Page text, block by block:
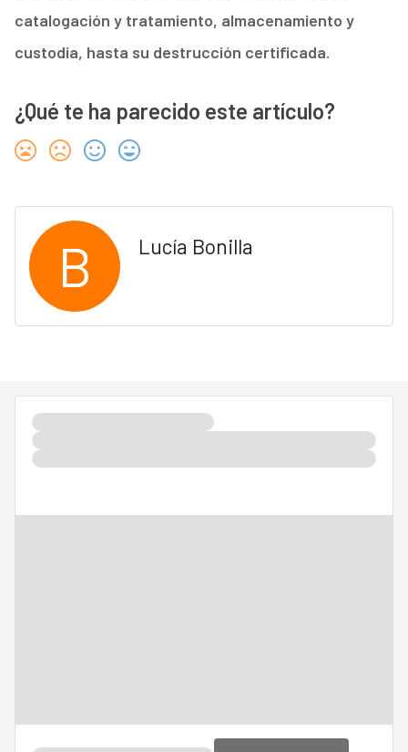
catalogación y tratamiento, almacenamiento y
custodia, hasta su destrucción certificada.
¿Qué te ha parecido este artículo?
B Lucía Bonilla